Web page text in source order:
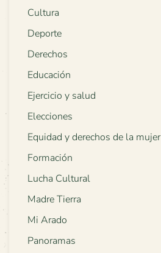
Cultura
Deporte
Derechos
Educación
Ejercicio y salud
Elecciones
Equidad y derechos de la mujer
Formación
Lucha Cultural
Madre Tierra
Mi Arado
Panoramas